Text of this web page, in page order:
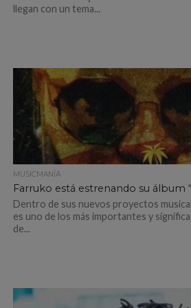
llegan con un tema...
MUSICMANÍA
Farruko está estrenando su álbum
Dentro de sus nuevos proyectos
es uno de los más importantes y
de...